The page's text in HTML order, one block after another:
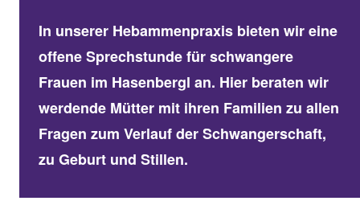
In unserer Hebammenpraxis bieten wir eine
offene Sprechstunde für schwangere
Frauen im Hasenbergl an. Hier beraten wir
werdende Mütter mit ihren Familien zu allen
Fragen zum Verlauf der Schwangerschaft,
zu Geburt und Stillen.